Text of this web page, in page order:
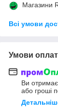
Магазини
Всі умови
Умови
Ви
або гроші